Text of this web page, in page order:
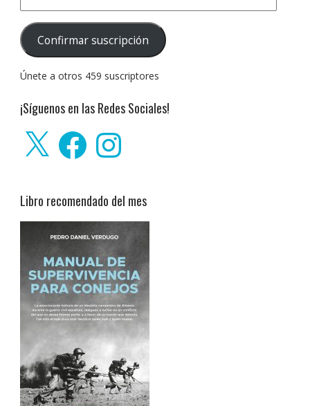
de
correo
electrónico:
Confirmar suscripción
Únete a otros 459 suscriptores
¡Síguenos en las Redes Sociales!
FacebookInstagram
Libro recomendado del mes